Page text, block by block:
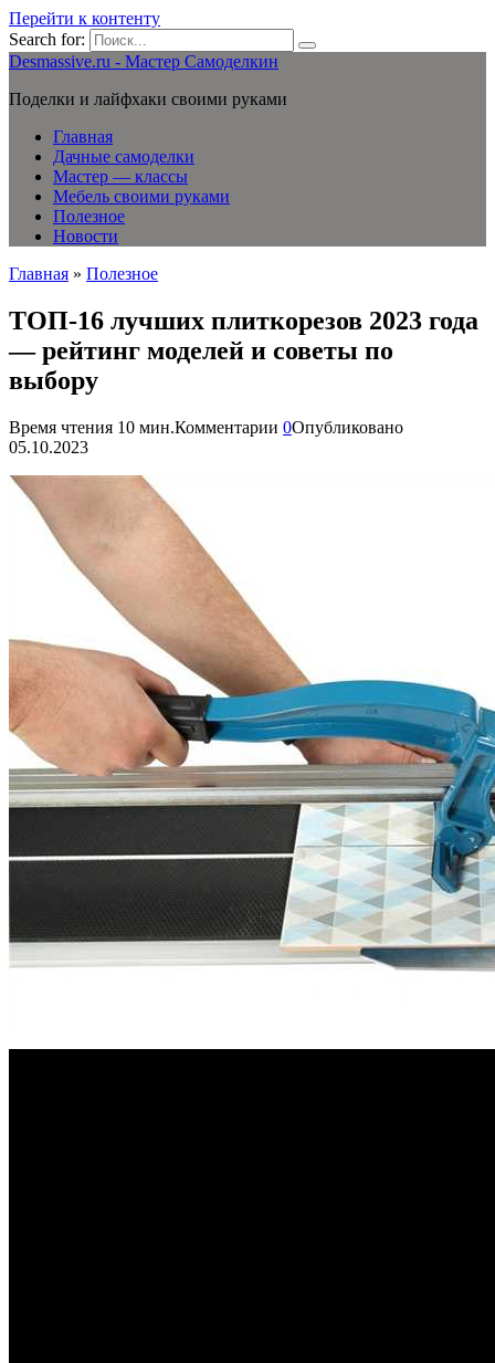
Перейти к контенту
Search for:
Desmassive.ru - Мастер Самоделкин
Поделки и лайфхаки своими руками
Главная
Дачные самоделки
Мастер — классы
Мебель своими руками
Полезное
Новости
Главная » Полезное
ТОП-16 лучших плиткорезов 2023 года
— рейтинг моделей и советы по
выбору
Время чтения 10 мин.Комментарии 0Опубликовано
05.10.2023